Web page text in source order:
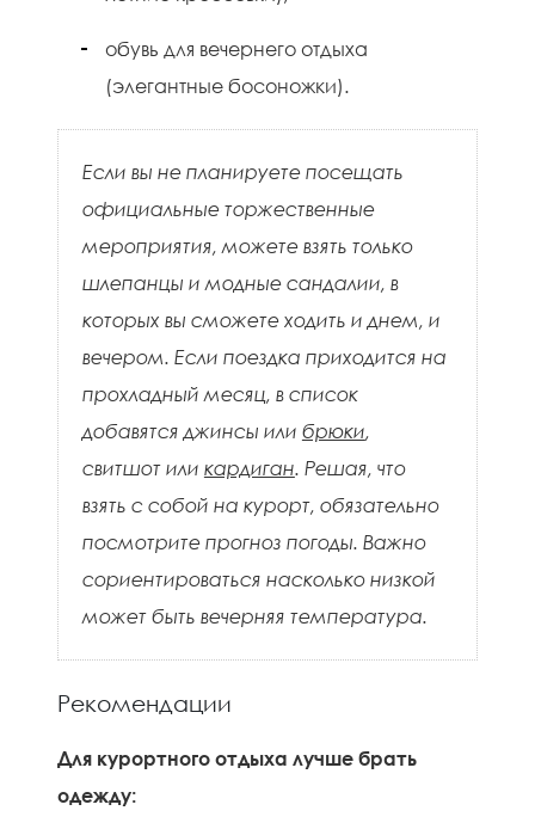
обувь для вечернего отдыха
(элегантные босоножки).
Если вы не планируете посещать
официальные торжественные
мероприятия, можете взять только
шлепанцы и модные сандалии, в
которых вы сможете ходить и днем, и
вечером. Если поездка приходится на
прохладный месяц, в список
добавятся джинсы или брюки,
свитшот или кардиган. Решая, что
взять с собой на курорт, обязательно
посмотрите прогноз погоды. Важно
сориентироваться насколько низкой
может быть вечерняя температура.
Рекомендации
Для курортного отдыха лучше брать
одежду: